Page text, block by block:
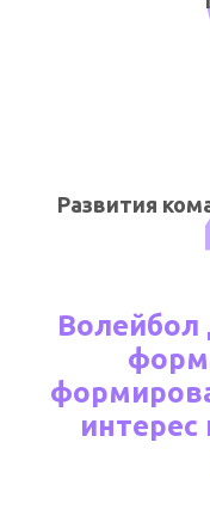
Развития
Волейбол
интерес